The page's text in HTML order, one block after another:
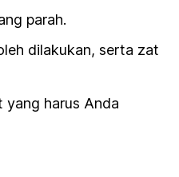
parah.
dilakukan, serta zat
yang harus Anda